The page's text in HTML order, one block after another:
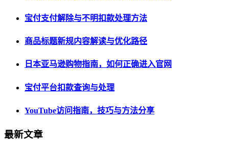
宝付支付解除与不明扣款处理方法
商品标题新规内容解读与优化路径
日本亚马逊购物指南，如何正确进入官网
宝付平台扣款查询与处理
YouTube访问指南，技巧与方法分享
最新文章